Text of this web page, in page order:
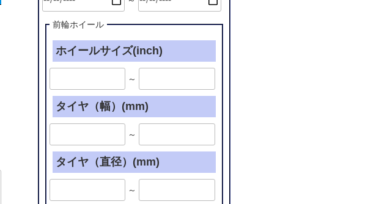
前輪ホイール
ホイールサイズ(inch)
～
タイヤ（幅）(mm)
～
タイヤ（直径）(mm)
～